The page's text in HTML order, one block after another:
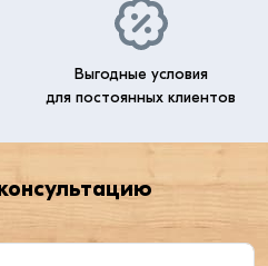
Выгодные условия
для постоянных клиентов